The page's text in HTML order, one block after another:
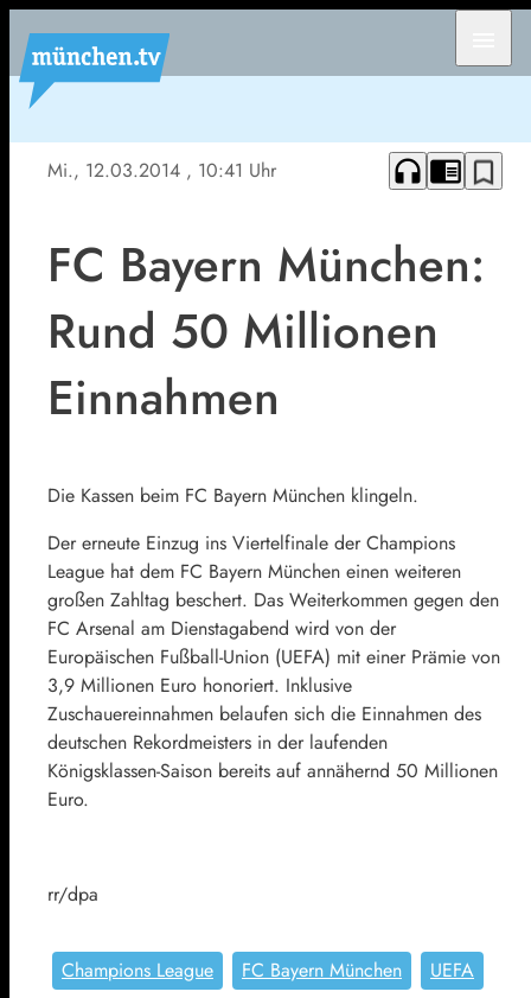
Mi., 12.03.2014 , 10:41 Uhr headphones chrome_reader_mode bookmark_border
FC Bayern München:
Rund 50 Millionen
Einnahmen
Die Kassen beim FC Bayern München klingeln.
Der erneute Einzug ins Viertelfinale der Champions
League hat dem FC Bayern München einen weiteren
großen Zahltag beschert. Das Weiterkommen gegen den
FC Arsenal am Dienstagabend wird von der
Europäischen Fußball-Union (UEFA) mit einer Prämie von
3,9 Millionen Euro honoriert. Inklusive
Zuschauereinnahmen belaufen sich die Einnahmen des
deutschen Rekordmeisters in der laufenden
Königsklassen-Saison bereits auf annähernd 50 Millionen
Euro.
rr/dpa
Champions League FC Bayern München UEFA